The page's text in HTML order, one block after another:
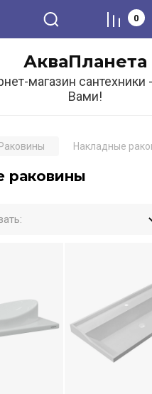
АкваПланета
магазин сантехники
Вами!
0
Раковины Накладные
раковины